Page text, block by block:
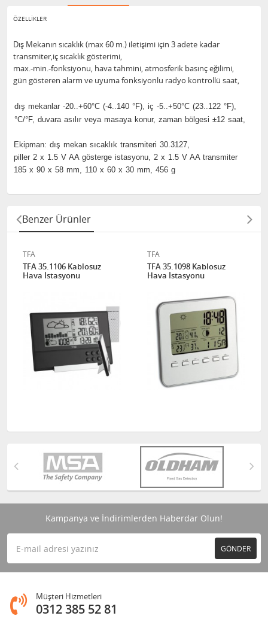
ÖZELLİKLER
Dış Mekanın sıcaklık (max 60 m.) iletişimi için 3 adete kadar
transmiter,iç sıcaklık gösterimi,
max.-min.-fonksiyonu, hava tahmini, atmosferik basınç eğilimi,
gün gösteren alarm ve uyuma fonksiyonlu radyo kontrollü saat,
dış mekanlar -20..+60°C (-4..140 °F), iç -5..+50°C (23..122 °F),
°C/°F, duvara asılır veya masaya konur, zaman bölgesi ±12 saat,
Ekipman: dış mekan sıcaklık transmiteri 30.3127,
piller 2 x 1.5 V AA gösterge istasyonu, 2 x 1.5 V AA transmiter
185 x 90 x 58 mm, 110 x 60 x 30 mm, 456 g
Benzer Ürünler
TFA
TFA 35.1106 Kablosuz
Hava İstasyonu
TFA
TFA 35.1098 Kablosuz
Hava İstasyonu
Kampanya ve İndirimlerden Haberdar Olun!
GÖNDER
Müşteri Hizmetleri
0312 385 52 81